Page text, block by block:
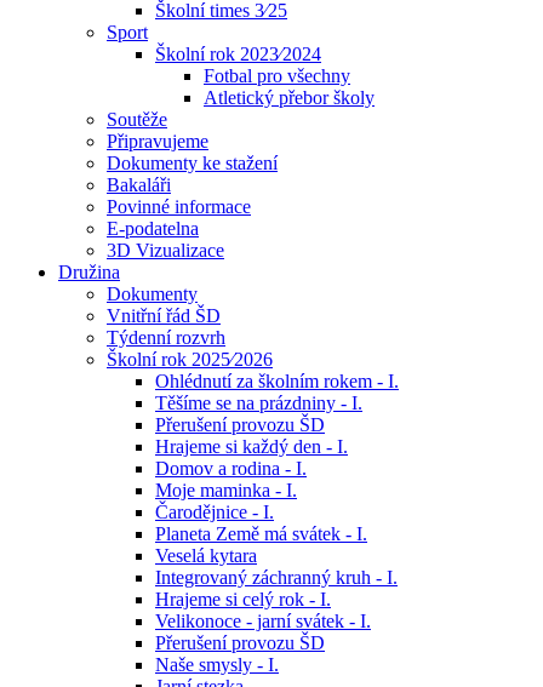
Školní times 3⁄25
Sport
Školní rok 2023⁄2024
Fotbal pro všechny
Atletický přebor školy
Soutěže
Připravujeme
Dokumenty ke stažení
Bakaláři
Povinné informace
E-podatelna
3D Vizualizace
Družina
Dokumenty
Vnitřní řád ŠD
Týdenní rozvrh
Školní rok 2025⁄2026
Ohlédnutí za školním rokem - I.
Těšíme se na prázdniny - I.
Přerušení provozu ŠD
Hrajeme si každý den - I.
Domov a rodina - I.
Moje maminka - I.
Čarodějnice - I.
Planeta Země má svátek - I.
Veselá kytara
Integrovaný záchranný kruh - I.
Hrajeme si celý rok - I.
Velikonoce - jarní svátek - I.
Přerušení provozu ŠD
Naše smysly - I.